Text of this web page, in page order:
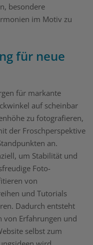
besondere
im Motiv zu
für neue
für markante
auf scheinbar
zu fotografieren,
der Froschperspektive
an.
um Stabilität und
Foto-
von
und Tutorials
Dadurch entsteht
von Erfahrungen und
selbst zum